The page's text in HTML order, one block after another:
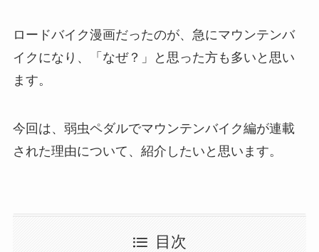
ロードバイク漫画だったのが、急にマウンテンバ
イクになり、「なぜ？」と思った方も多いと思い
ます。
今回は、弱虫ペダルでマウンテンバイク編が連載
された理由について、紹介したいと思います。
目次